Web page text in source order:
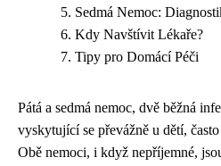
Sedmá Nemoc:
Kdy Navštívit Lékaře?
Tipy pro Domácí Péči
Pátá a sedmá nemoc, dvě běžná
vyskytující se převážně u dětí,
Obě nemoci, i když nepříjemné,